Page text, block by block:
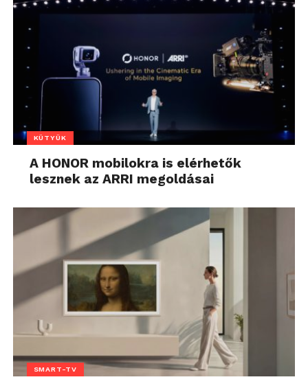
KÜTYÜK
A HONOR mobilokra is elérhetők
lesznek az ARRI megoldásai
SMART-TV